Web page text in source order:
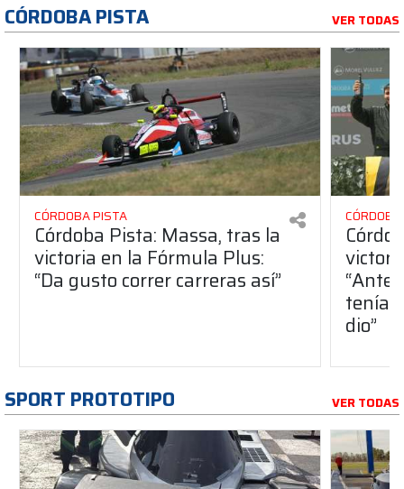
CÓRDOBA PISTA VER TODAS
CÓRDOBA PISTA
Córdoba Pista: Massa, tras la
victoria en la Fórmula Plus:
“Da gusto correr carreras así”
dio”
SPORT PROTOTIPO VER TODAS